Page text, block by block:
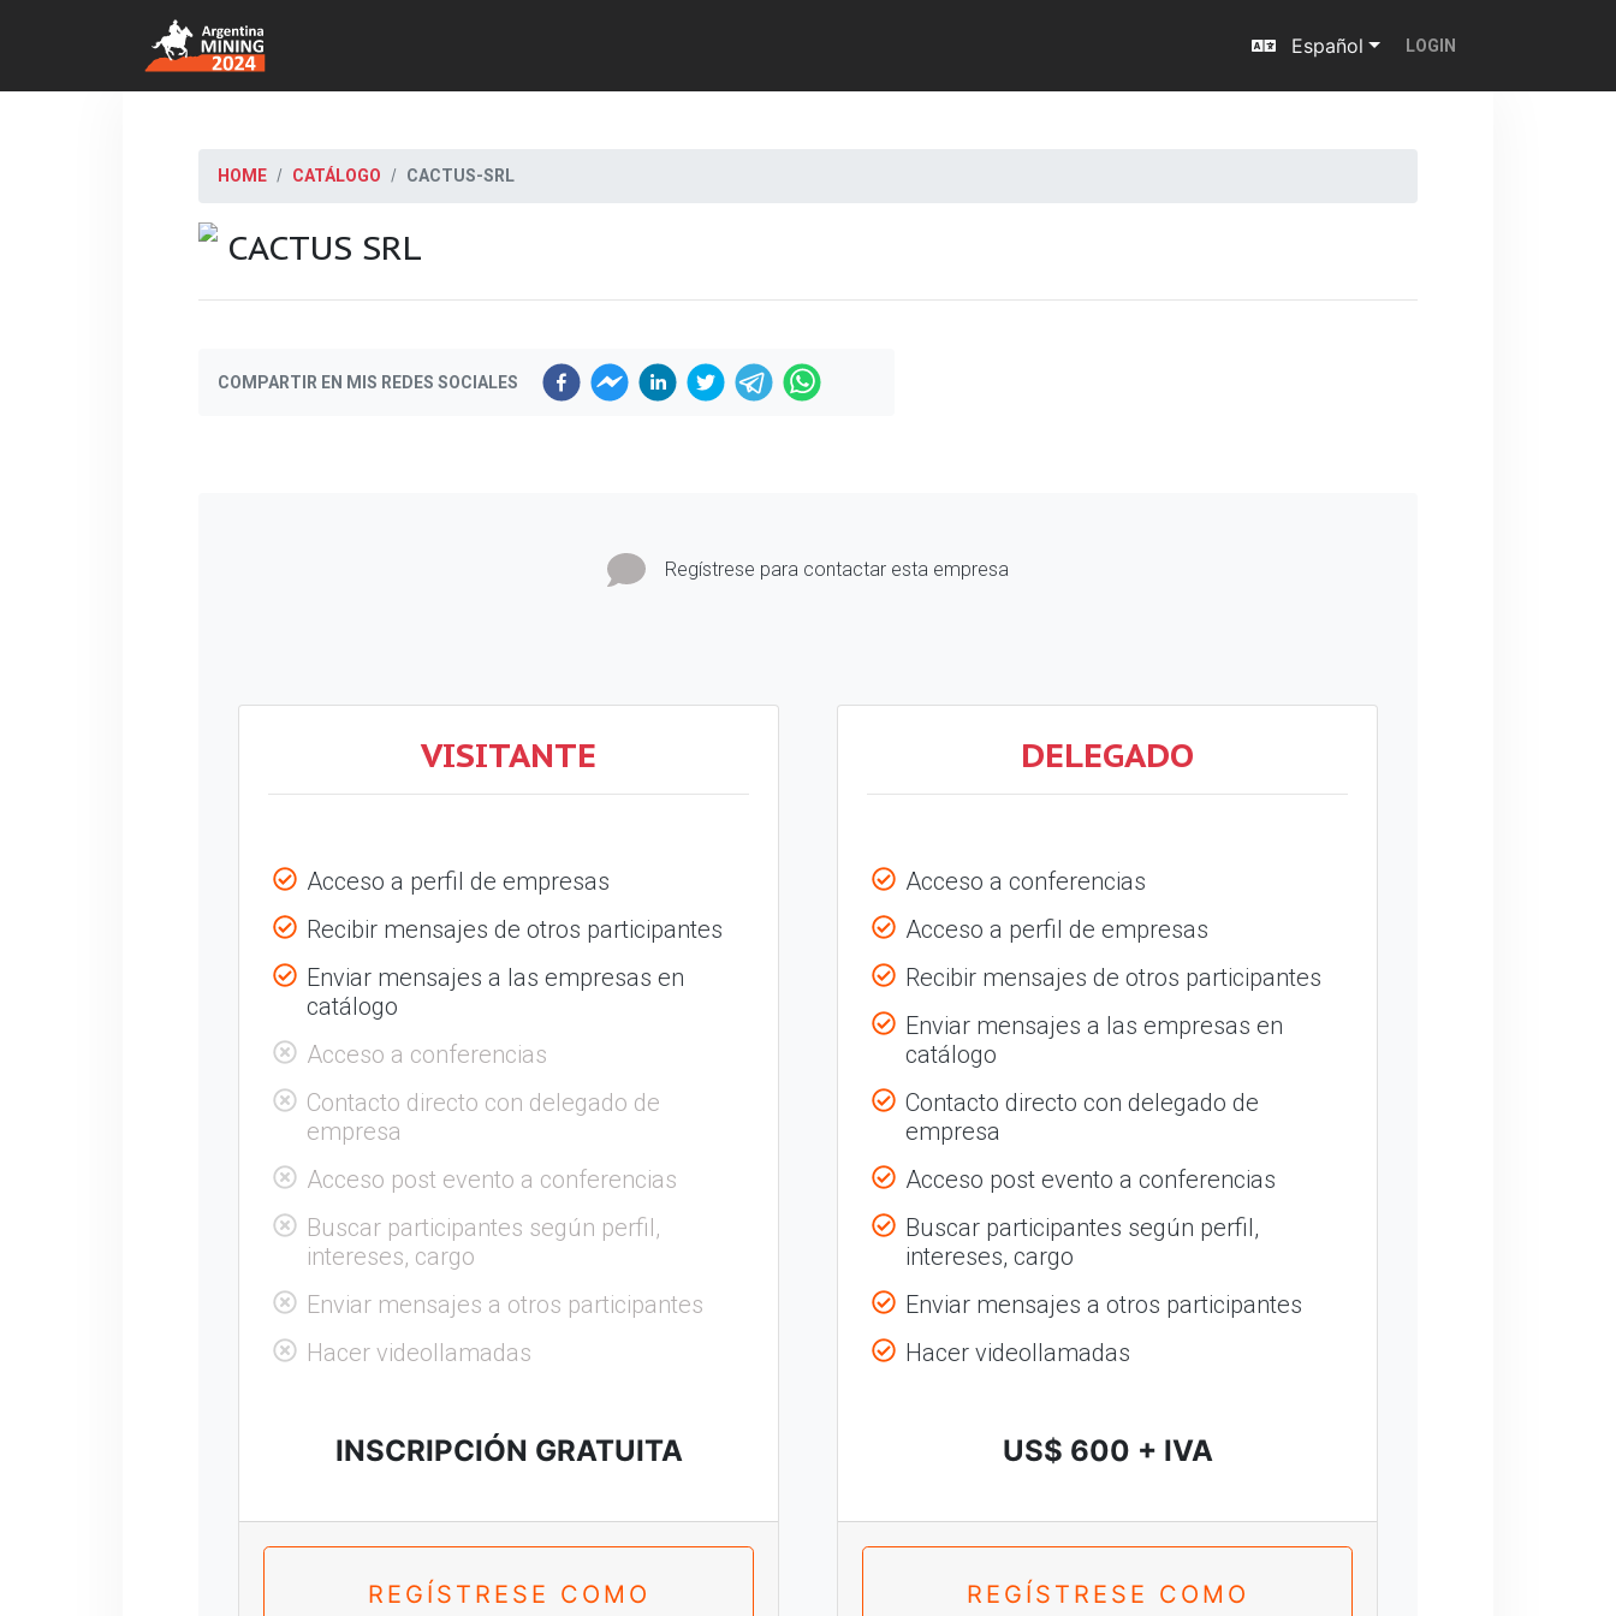
Español LOGIN
HOME CATÁLOGO CACTUS-SRL
CACTUS SRL
COMPARTIR EN MIS REDES SOCIALES
Regístrese para contactar esta empresa
VISITANTE
Acceso a perfil de empresas
Recibir mensajes de otros participantes
Enviar mensajes a las empresas en
catálogo
Acceso a conferencias
Contacto directo con delegado de
empresa
Acceso post evento a conferencias
Buscar participantes según perfil,
intereses, cargo
Enviar mensajes a otros participantes
Hacer videollamadas
INSCRIPCIÓN GRATUITA
REGÍSTRESE COMO
DELEGADO
Acceso a conferencias
Acceso a perfil de empresas
Recibir mensajes de otros participantes
Enviar mensajes a las empresas en
catálogo
Contacto directo con delegado de
empresa
Acceso post evento a conferencias
Buscar participantes según perfil,
intereses, cargo
Enviar mensajes a otros participantes
Hacer videollamadas
US$ 600 + IVA
REGÍSTRESE COMO